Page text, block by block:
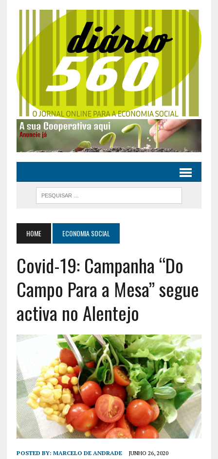
HOME ECONOMIA SOCIAL
Covid-19: Campanha “Do
Campo Para a Mesa” segue
activa no Alentejo
POSTED BY: MARCELO DE ANDRADE JUNHO 26, 2020